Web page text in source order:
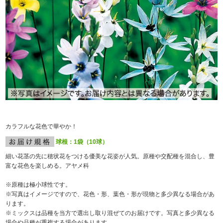
カラフルな花色で華やか！
球根：1袋（10球）
細い花茎の先に穂状花をつける優美な花姿が人気。原種や交配種を混合し、豊
富な花色を楽しめる。アヤメ科
※原種は極小球性です。
※写真はイメージですので、花色・形、葉色・形が現物と多少異なる場合があ
ります。
※ミックスは品種を当方で選出し取り混ぜてのお届けです。写真と多少異なる